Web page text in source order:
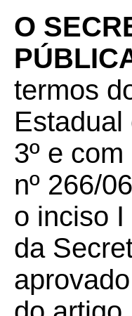
O
termos
3º e
nº 266/
o inciso
da